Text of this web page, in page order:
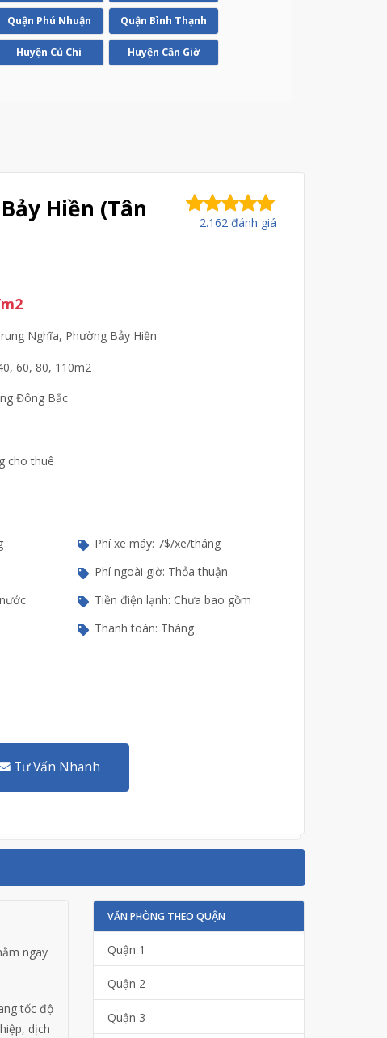
Quận Phú Nhuận Quận Bình Thạnh
Huyện Củ Chi Huyện Cần Giờ
Hiền (Tân
2.162 đánh giá
Nghĩa, Phường Bảy Hiền
60, 80, 110m2
Đông Bắc
cho thuê
Phí xe máy: 7$/xe/tháng
Phí ngoài giờ: Thỏa thuận
Tiền điện lạnh: Chưa bao gồm
Thanh toán: Tháng
Tư Vấn Nhanh
ngay
tốc độ
dịch
VĂN PHÒNG THEO QUẬN
Quận 1
Quận 2
Quận 3